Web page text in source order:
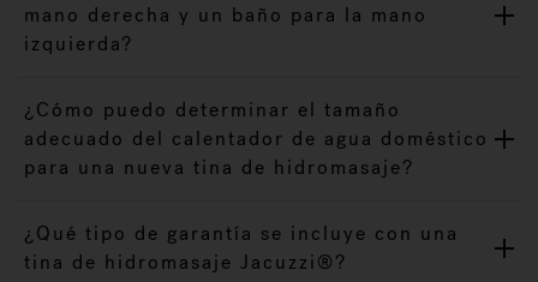
mano derecha y un baño para la mano
izquierda?
¿Cómo puedo determinar el tamaño
adecuado del calentador de agua doméstico
para una nueva tina de hidromasaje?
¿Qué tipo de garantía se incluye con una
tina de hidromasaje Jacuzzi®?